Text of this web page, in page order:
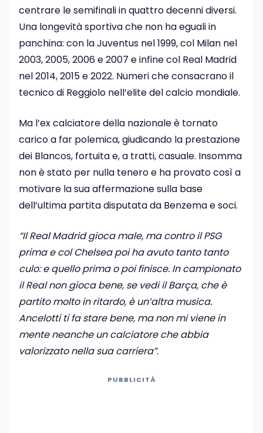
centrare le semifinali in quattro decenni diversi.
Una longevità sportiva che non ha eguali in
panchina: con la Juventus nel 1999, col Milan nel
2003, 2005, 2006 e 2007 e infine col Real Madrid
nel 2014, 2015 e 2022. Numeri che consacrano il
tecnico di Reggiolo nell’elite del calcio mondiale.
Ma l’ex calciatore della nazionale è tornato
carico a far polemica, giudicando la prestazione
dei Blancos, fortuita e, a tratti, casuale. Insomma
non è stato per nulla tenero e ha provato così a
motivare la sua affermazione sulla base
dell’ultima partita disputata da Benzema e soci.
“Il Real Madrid gioca male, ma contro il PSG
prima e col Chelsea poi ha avuto tanto tanto
culo: e quello prima o poi finisce. In campionato
il Real non gioca bene, se vedi il Barça, che è
partito molto in ritardo, è un’altra musica.
Ancelotti ti fa stare bene, ma non mi viene in
mente neanche un calciatore che abbia
valorizzato nella sua carriera”.
PUBBLICITÀ